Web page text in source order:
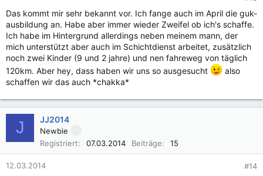
Das kommt mir sehr bekannt vor. Ich fange auch im April die guk-
ausbildung an. Habe aber immer wieder Zweifel ob ich's schaffe.
Ich habe im Hintergrund allerdings neben meinem mann, der
mich unterstützt aber auch im Schichtdienst arbeitet, zusätzlich
noch zwei Kinder (9 und 2 jahre) und nen fahreweg von täglich
120km. Aber hey, dass haben wir uns so ausgesucht
also
schaffen wir das auch *chakka*
J JJ2014
Newbie
Registriert
07.03.2014 Beiträge 15
12.03.2014 #14